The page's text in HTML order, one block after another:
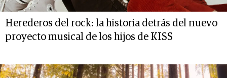
Herederos del rock: la historia detrás del nuevo
proyecto musical de los hijos de KISS